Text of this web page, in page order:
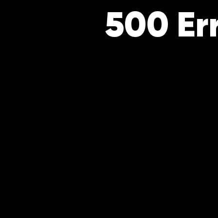
500